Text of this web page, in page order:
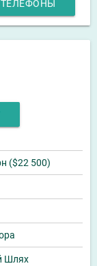
ТЕЛЕФОНЫ
($22 500)
Шлях